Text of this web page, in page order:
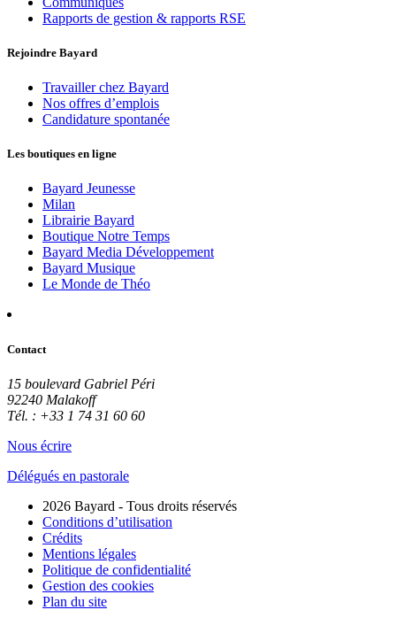
Rapports de gestion & rapports RSE
Rejoindre Bayard
Travailler chez Bayard
Nos offres d’emplois
Candidature spontanée
Les boutiques en ligne
Bayard Jeunesse
Milan
Librairie Bayard
Boutique Notre Temps
Bayard Media Développement
Bayard Musique
Le Monde de Théo
Contact
15 boulevard Gabriel Péri
92240 Malakoff
Tél. : +33 1 74 31 60 60
Nous écrire
Délégués en pastorale
2026 Bayard - Tous droits réservés
Conditions d’utilisation
Crédits
Mentions légales
Politique de confidentialité
Gestion des cookies
Plan du site